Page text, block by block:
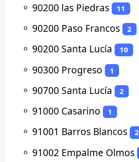
⚬ 90200 las Piedras 11
⚬ 90200 Paso Francos 2
⚬ 90200 Santa Lucía 10
⚬ 90300 Progreso 1
⚬ 90700 Santa Lucía 2
⚬ 91000 Casarino 1
⚬ 91001 Barros Blancos 2
⚬ 91002 Empalme Olmos